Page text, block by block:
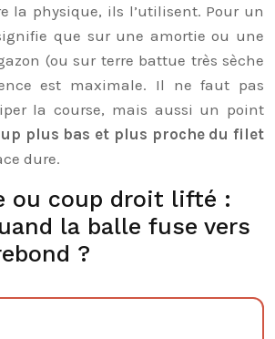
la physique, ils l’utilisent. Pour un
que sur une amortie ou une
(ou sur terre battue très sèche
est maximale. Il ne faut pas
la course, mais aussi un point
plus bas et plus proche du filet
dure.
ou coup droit lifté :
la balle fuse vers
?